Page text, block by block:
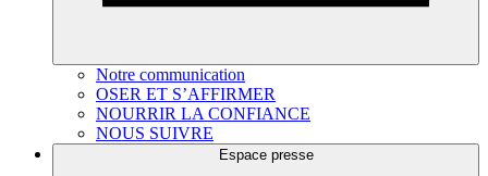
Notre communication
OSER ET S’AFFIRMER
NOURRIR LA CONFIANCE
NOUS SUIVRE
Espace presse